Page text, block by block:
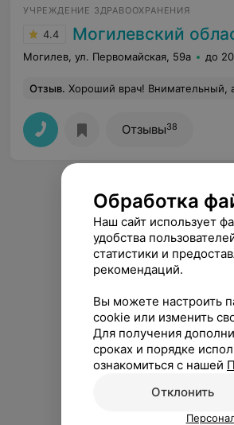
УЧРЕЖДЕНИЕ ЗДРАВООХРАНЕНИЯ
4.4 Могилевский областной
Могилев, ул. Первомайская, 59а до
Отзыв. Хороший врач! Внимательный,
Отзывы38
Обработка
Наш сайт использует
удобства
статистики и
рекомендаций.
Вы можете настроить
cookie или изменить
Для получения
сроках и порядке
ознакомиться с нашей
Отклонить